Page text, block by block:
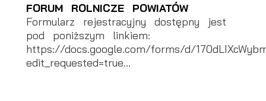
FORUM ROLNICZE POWIATÓW
Formularz rejestracyjny dostępny jest
pod poniższym linkiem:
https://docs.google.com/forms/d/
edit_requested=true...